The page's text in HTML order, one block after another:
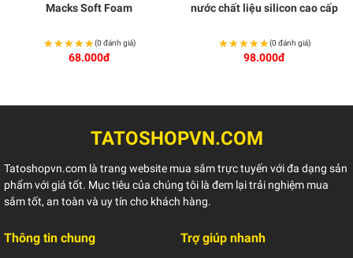
Macks Soft Foam
★★★★★
★★★★★(0 đánh giá)
68.000đ
nước chất liệu silicon cao cấp
★★★★★
★★★★★(0 đánh giá)
98.000đ
TATOSHOPVN.COM
Tatoshopvn.com là trang website mua sắm trực tuyến với đa dạng sản
phẩm với giá tốt. Mục tiêu của chúng tôi là đem lại trải nghiệm mua
sắm tốt, an toàn và uy tín cho khách hàng.
Thông tin chung Trợ giúp nhanh